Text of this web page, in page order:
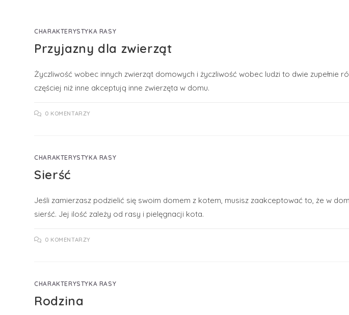
CHARAKTERYSTYKA RASY
Przyjazny dla zwierząt
Życzliwość wobec innych zwierząt domowych i życzliwość wobec ludzi to dwie zupełnie
częściej niż inne akceptują inne zwierzęta w domu.
0 KOMENTARZY
CHARAKTERYSTYKA RASY
Sierść
Jeśli zamierzasz podzielić się swoim domem z kotem, musisz zaakceptować to, że w
sierść. Jej ilość zależy od rasy i pielęgnacji kota.
0 KOMENTARZY
CHARAKTERYSTYKA RASY
Rodzina